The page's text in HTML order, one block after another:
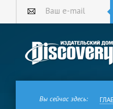
Ваш e-mail
Вы сейчас здесь: